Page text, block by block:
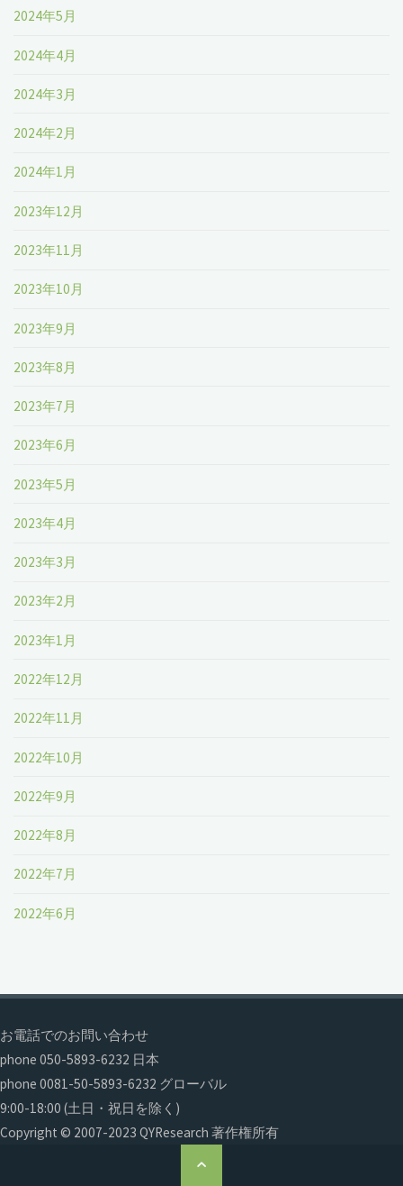
2024年5月
2024年4月
2024年3月
2024年2月
2024年1月
2023年12月
2023年11月
2023年10月
2023年9月
2023年8月
2023年7月
2023年6月
2023年5月
2023年4月
2023年3月
2023年2月
2023年1月
2022年12月
2022年11月
2022年10月
2022年9月
2022年8月
2022年7月
2022年6月
お電話でのお問い合わせ
phone 050-5893-6232 日本
phone 0081-50-5893-6232 グローバル
9:00-18:00 (土日・祝日を除く)
Copyright © 2007-2023 QYResearch 著作権所有
ト